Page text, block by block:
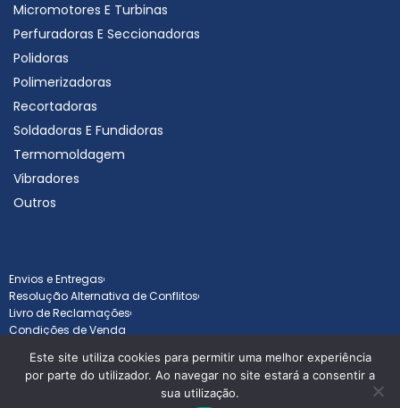
Micromotores E Turbinas
Perfuradoras E Seccionadoras
Polidoras
Polimerizadoras
Recortadoras
Soldadoras E Fundidoras
Termomoldagem
Vibradores
Outros
Envios e Entregas
Resolução Alternativa de Conflitos
Livro de Reclamações
Condições de Venda
Este site utiliza cookies para permitir uma melhor experiência
por parte do utilizador. Ao navegar no site estará a consentir a
sua utilização.